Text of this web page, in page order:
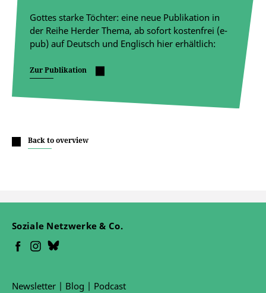
Gottes starke Töchter: eine neue Publikation in
der Reihe Herder Thema, ab sofort kostenfrei (e-
pub) auf Deutsch und Englisch hier erhältlich:
Zur Publikation
Back to overview
Soziale Netzwerke & Co.
Newsletter | Blog | Podcast